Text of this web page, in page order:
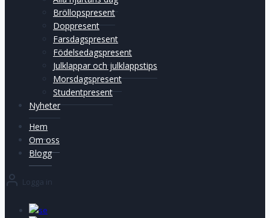
Bröllopspresent
Doppresent
Farsdagspresent
Födelsedagspresent
Julklappar och julklappstips
Morsdagspresent
Studentpresent
Nyheter
Hem
Om oss
Blogg
Logga in
se